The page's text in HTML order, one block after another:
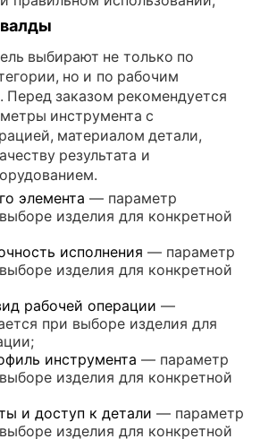
выбирают не только по
но и по рабочим
Перед заказом рекомендуется
инструмента с
материалом детали,
результата и
элемента — параметр
изделия для конкретной
исполнения — параметр
изделия для конкретной
рабочей операции —
при выборе изделия для
инструмента — параметр
изделия для конкретной
и доступ к детали — параметр
изделия для конкретной